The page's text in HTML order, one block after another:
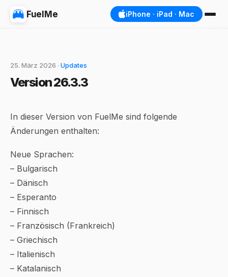
FuelMe iPhone · iPad · Mac
25. März 2026 · Updates
Version 26.3.3
In dieser Version von FuelMe sind folgende
Änderungen enthalten:
Neue Sprachen:
– Bulgarisch
– Dänisch
– Esperanto
– Finnisch
– Französisch (Frankreich)
– Griechisch
– Italienisch
– Katalanisch